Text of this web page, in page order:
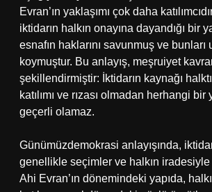
Evran’ın yaklaşımı çok daha
iktidarın halkın onayına dayandığı bir
esnafın haklarını savunmuş ve bunları
koymuştur. Bu anlayış, meşruiyet
şekillendirmiştir: İktidarın kaynağı
katılımı ve rızası olmadan herhangi
geçerli olamaz.
Günümüzdemokrasi anlayışında,
genellikle seçimler ve halkın
Ahi Evran’ın dönemindeki yapıda,